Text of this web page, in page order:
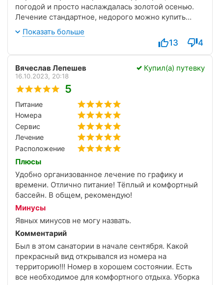
погодой и просто наслаждалась золотой осенью.
Лечение стандартное, недорого можно купить
дополнительные процедуры.
В корпусах чисто, тихо, очередей на процедуры не
было, время процедур удобно подобрано,
медперсонал приветливый. Очень понравился
бассейн, теплая вода, немного народу, посещение
в удобное время. Номера небольшие, но все
необходимое есть
(телевизор, холодильник, чайник, шкаф, полки) то
что санузел и ванная комната на 2 номера
совершенно не напрягало, жили с соседями
дружно, уборка ежедневная кроме выходного дня.
Питание нормальное, порции достаточные, меню
заказное, мне все было вкусно. Единственное что
напрягало особенно к концу заезда, это то, что
далеко расположен 3 корпус и очень плохое
освещение вечером дороги к корпусу. И мало было
танцевальных вечеров – 2 раза в неделю (я
любитель потанцевать). Культмассовая работа
неплохая, были 2 экскурсии на мой заезд, 2
концерта и часто кинофильмы, встречи с
интересными людьми, недалеко есть автобусная
остановка для поездки в город. Если повезет с
соседкой, то отдых будет замечательный.
Показать больше
13 4
Вячеслав Лепешев Купил(а) путевку
16.10.2023, 20:18
5
Питание
Номера
Сервис
Лечение
Расположение
Плюсы
Удобно организованное лечение по графику и
времени. Отлично питание! Тёплый и комфортный
бассейн. В общем, рекомендую!
Минусы
Явных минусов не могу назвать.
Комментарий
Был в этом санатории в начале сентября. Какой
прекрасный вид открывался из номера на
территорию!!! Номер в хорошем состоянии. Есть
все необходимое для комфортного отдыха. Уборка